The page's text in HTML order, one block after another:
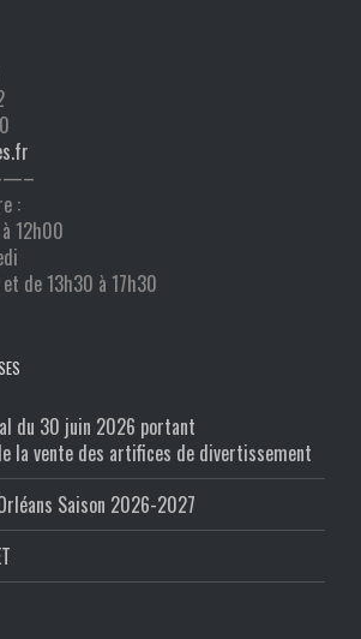
:
12h00
de 13h30 à 17h30
du 30 juin 2026 portant
la vente des artifices de divertissement
Saison 2026-2027